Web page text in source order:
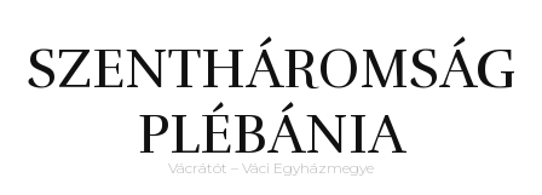
SZENTHÁROMSÁG
PLÉBÁNIA
Vácrátót – Váci Egyházmegye